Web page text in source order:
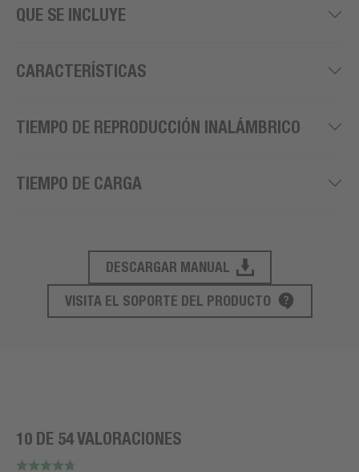
QUE SE INCLUYE
CARACTERÍSTICAS
TIEMPO DE REPRODUCCIÓN INALÁMBRICO
TIEMPO DE CARGA
SOPORTE DE PRODUCTO
DESCARGAR MANUAL
VISITA EL SOPORTE DEL PRODUCTO
10 DE 54 VALORACIONES